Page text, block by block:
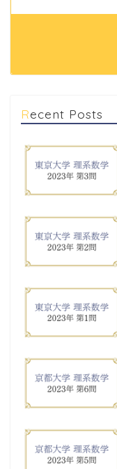
Recent Posts